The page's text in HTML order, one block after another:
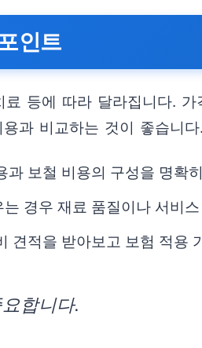
인트
등에 따라 달라집니다.
과 비교하는 것이 좋습니다.
보철 비용의 구성을 명확
경우 재료 품질이나 서비
견적을 받아보고 보험 적용
합니다.